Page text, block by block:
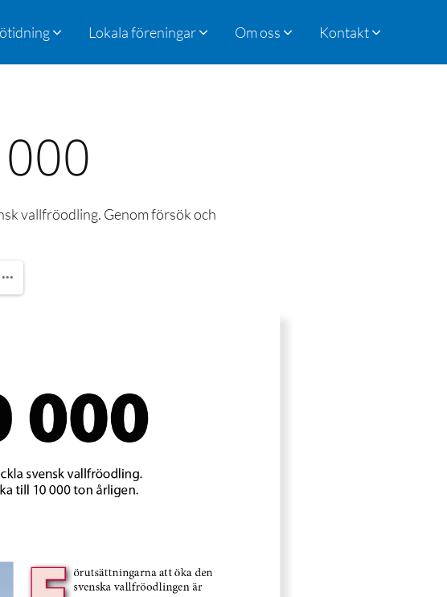
Lokala föreningar Om oss Kontakt
vallfröodling. Genom försök och